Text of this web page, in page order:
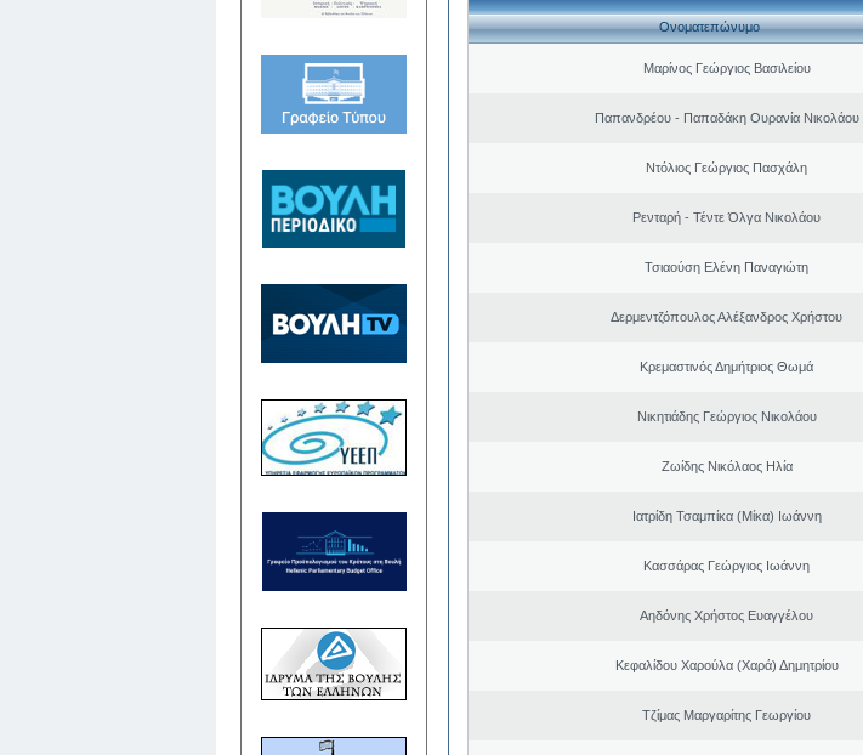
Ονοματεπώνυμο
Μαρίνος Γεώργιος Βασιλείου
Παπανδρέου - Παπαδάκη Ουρανία Νικολάου
Ντόλιος Γεώργιος Πασχάλη
Ρενταρή - Τέντε Όλγα Νικολάου
Τσιαούση Ελένη Παναγιώτη
Δερμεντζόπουλος Αλέξανδρος Χρήστου
Κρεμαστινός Δημήτριος Θωμά
Νικητιάδης Γεώργιος Νικολάου
Ζωίδης Νικόλαος Ηλία
Ιατρίδη Τσαμπίκα (Μίκα) Ιωάννη
Κασσάρας Γεώργιος Ιωάννη
Αηδόνης Χρήστος Ευαγγέλου
Κεφαλίδου Χαρούλα (Χαρά) Δημητρίου
Τζίμας Μαργαρίτης Γεωργίου